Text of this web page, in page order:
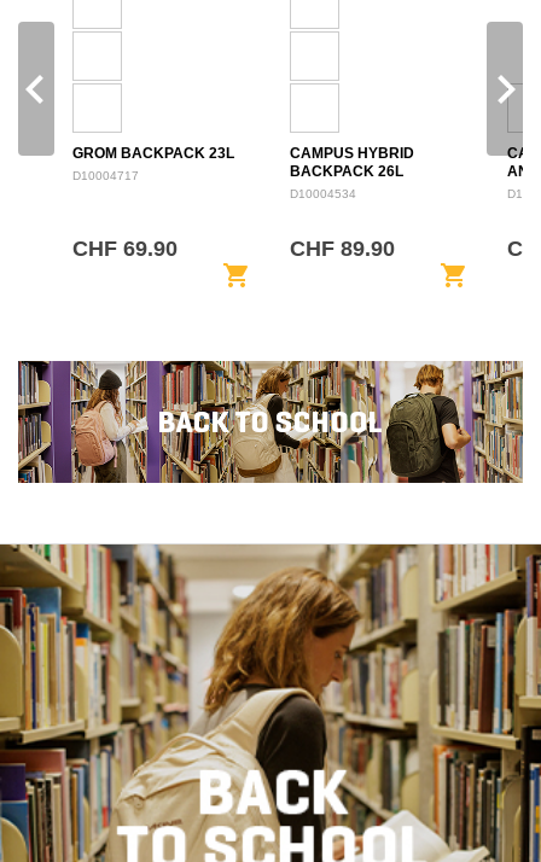
GROM BACKPACK 23L
D10004717
CHF 69.90
shopping_cart
CAMPUS HYBRID
BACKPACK 26L
D10004534
CHF 89.90
shopping_cart
navigate_before navigate_next